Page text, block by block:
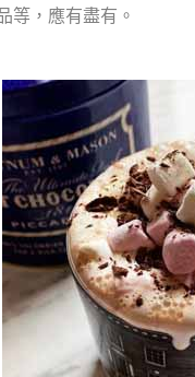
等，應有盡有。